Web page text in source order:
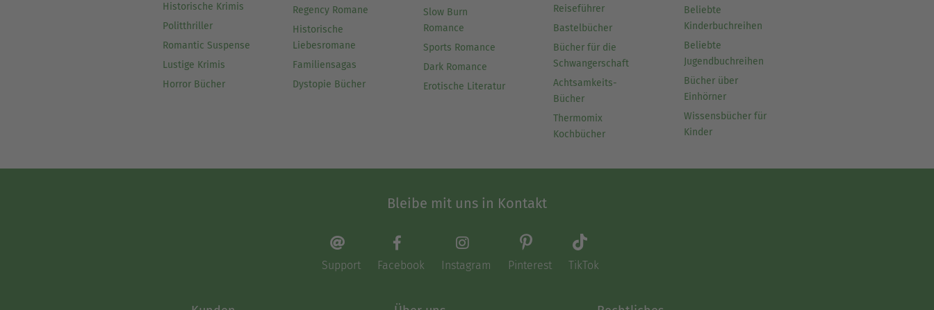
Historische Krimis
Politthriller
Romantic Suspense
Lustige Krimis
Horror Bücher
Regency Romane
Historische
Liebesromane
Familiensagas
Dystopie Bücher
Slow Burn
Romance
Sports Romance
Dark Romance
Erotische Literatur
Reiseführer
Bastelbücher
Bücher für die
Schwangerschaft
Achtsamkeits-
Bücher
Thermomix
Kochbücher
Beliebte
Kinderbuchreihen
Beliebte
Jugendbuchreihen
Bücher über
Einhörner
Wissensbücher für
Kinder
Bleibe mit uns in Kontakt
Support Facebook Instagram Pinterest TikTok